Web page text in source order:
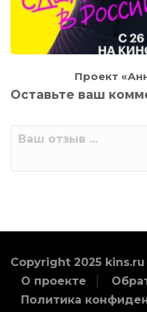
Проект
Оставьте ваш
Copyright 2025 kins.ru
О проекте
Политика